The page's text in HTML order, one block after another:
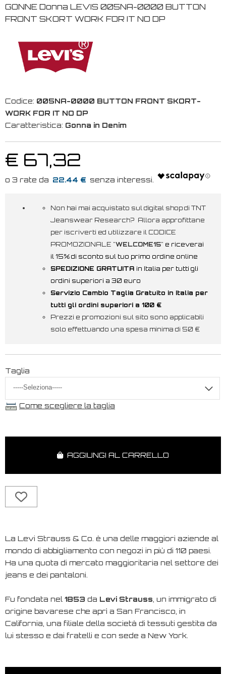
GONNE Donna LEVIS 005NA-0000 BUTTON
FRONT SKORT WORK FOR IT NO DP
Codice: 005NA-0000 BUTTON FRONT SKORT-
WORK FOR IT NO DP
Caratteristica: Gonna in Denim
€ 67,32
22.44 €
Non hai mai acquistato sul digital shop di TNT
Jeanswear Research? Allora approfittane
per iscriverti ed utilizzare il CODICE
PROMOZIONALE "WELCOME15" e riceverai
il 15% di sconto sul tuo primo ordine online
SPEDIZIONE GRATUITA in Italia per tutti gli
ordini superiori a 30 euro
Servizio Cambio Taglia Gratuito in Italia per
tutti gli ordini superiori a 100 €
Prezzi e promozioni sul sito sono applicabili
solo effettuando una spesa minima di 50 €
Taglia
Come scegliere la taglia
AGGIUNGI AL CARRELLO
La Levi Strauss & Co. è una delle maggiori aziende al
mondo di abbigliamento con negozi in più di 110 paesi.
Ha una quota di mercato maggioritaria nel settore dei
jeans e dei pantaloni.
Fu fondata nel 1853 da Levi Strauss , un immigrato di
origine bavarese che aprì a San Francisco, in
California, una filiale della società di tessuti gestita da
lui stesso e dai fratelli e con sede a New York.